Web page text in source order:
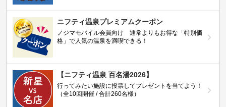
ニフティ温泉プレミアムクーポン
ノジマモバイル会員向け 通常よりもお得な「特別価
格」で人気の温泉を満喫できる！
【ニフティ温泉 百名湯2026】
行ってみたい施設に投票してプレゼントを当てよう！
（全10回開催 / 合計260名様）